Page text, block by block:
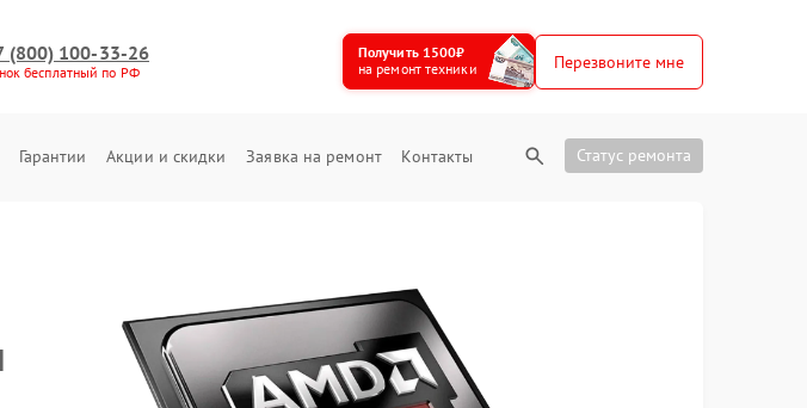
(800) 100-33-26
бесплатный по РФ
Получить 1500₽
на ремонт техники
Перезвоните мне
Гарантии Акции и скидки Заявка на ремонт Контакты Статус ремонта